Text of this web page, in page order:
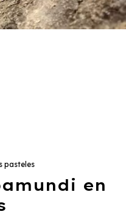
pasteles
en